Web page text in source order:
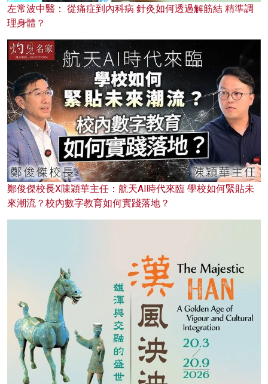
左常波中醫： 從痛症到內科病 針灸如何透過解筋結 精準調
理身體？
鄭俊傑校長X陳穎華主任：航天AI時代來臨 學校如何緊貼未
來潮流？校內數字教育如何實踐落地？